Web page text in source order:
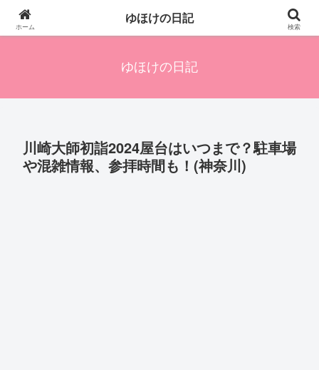
四人の子を持つ母のズボラ生活備忘録です。興味のあることアレやコレ、色々
発信します。
ゆほけの日記
川崎大師初詣2024屋台はいつまで？駐車場
や混雑情報、参拝時間も！(神奈川)
ホーム
ゆほけの日記
検索